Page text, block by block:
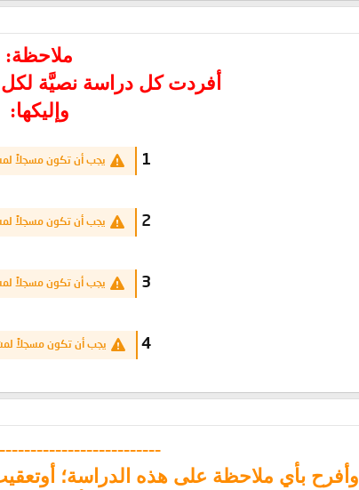
ملاحظة:
أفردت كل دراسة نصيَّة
وإليكها:
1 يجب أن تكون مسجلاً
2 يجب أن تكون مسجلاً
3 يجب أن تكون مسجلاً
4 يجب أن تكون مسجلاً
وأفرح بأي ملاحظة على هذه الدراسة؛